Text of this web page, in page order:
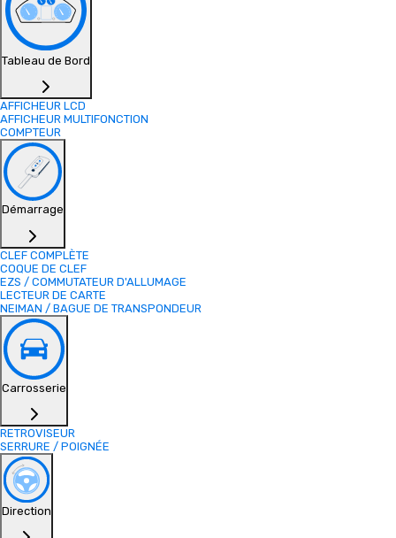
Tableau de Bord
AFFICHEUR LCD
AFFICHEUR MULTIFONCTION
COMPTEUR
Démarrage
CLEF COMPLÈTE
COQUE DE CLEF
EZS / COMMUTATEUR D'ALLUMAGE
LECTEUR DE CARTE
NEIMAN / BAGUE DE TRANSPONDEUR
Carrosserie
RETROVISEUR
SERRURE / POIGNÉE
Direction